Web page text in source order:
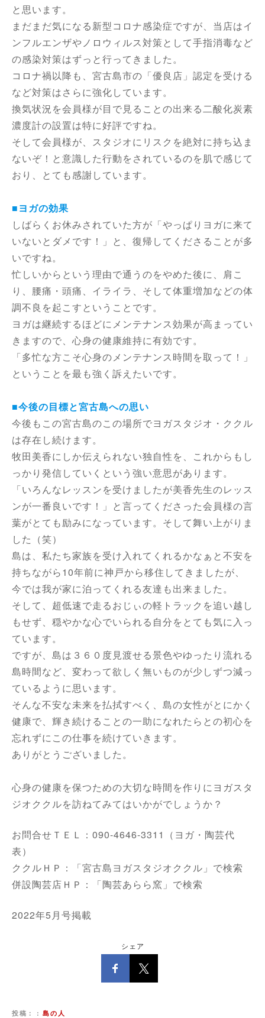
と思います。
まだまだ気になる新型コロナ感染症ですが、当店はイ
ンフルエンザやノロウィルス対策として手指消毒など
の感染対策はずっと行ってきました。
コロナ禍以降も、宮古島市の「優良店」認定を受ける
など対策はさらに強化しています。
換気状況を会員様が目で見ることの出来る二酸化炭素
濃度計の設置は特に好評ですね。
そして会員様が、スタジオにリスクを絶対に持ち込ま
ないぞ！と意識した行動をされているのを肌で感じて
おり、とても感謝しています。
■ヨガの効果
しばらくお休みされていた方が「やっぱりヨガに来て
いないとダメです！」と、復帰してくださることが多
いですね。
忙しいからという理由で通うのをやめた後に、肩こ
り、腰痛・頭痛、イライラ、そして体重増加などの体
調不良を起こすということです。
ヨガは継続するほどにメンテナンス効果が高まってい
きますので、心身の健康維持に有効です。
「多忙な方こそ心身のメンテナンス時間を取って！」
ということを最も強く訴えたいです。
■今後の目標と宮古島への思い
今後もこの宮古島のこの場所でヨガスタジオ・ククル
は存在し続けます。
牧田美香にしか伝えられない独自性を、これからもし
っかり発信していくという強い意思があります。
「いろんなレッスンを受けましたが美香先生のレッス
ンが一番良いです！」と言ってくださった会員様の言
葉がとても励みになっています。そして舞い上がりま
した（笑）
島は、私たち家族を受け入れてくれるかなぁと不安を
持ちながら10年前に神戸から移住してきましたが、
今では我が家に泊ってくれる友達も出来ました。
そして、超低速で走るおじぃの軽トラックを追い越し
もせず、穏やかな心でいられる自分をとても気に入っ
ています。
ですが、島は３６０度見渡せる景色やゆったり流れる
島時間など、変わって欲しく無いものが少しずつ減っ
ているように思います。
そんな不安な未来を払拭すべく、島の女性がとにかく
健康で、輝き続けることの一助になれたらとの初心を
忘れずにこの仕事を続けていきます。
ありがとうございました。
心身の健康を保つための大切な時間を作りにヨガスタ
ジオククルを訪ねてみてはいかがでしょうか？
お問合せＴＥＬ：090-4646-3311（ヨガ・陶芸代
表）
ククルＨＰ：「宮古島ヨガスタジオククル」で検索
併設陶芸店ＨＰ：「陶芸あらら窯」で検索
2022年5月号掲載
シェア
投稿： 島の人